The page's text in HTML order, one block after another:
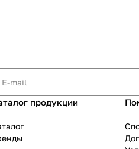
продукции